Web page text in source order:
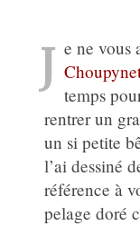
J e ne vous
temps
rentrer un
un si petite
l’ai dessiné
référence à
pelage doré